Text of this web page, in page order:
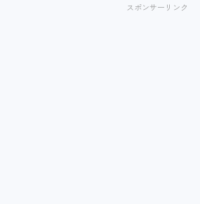
スポンサーリンク